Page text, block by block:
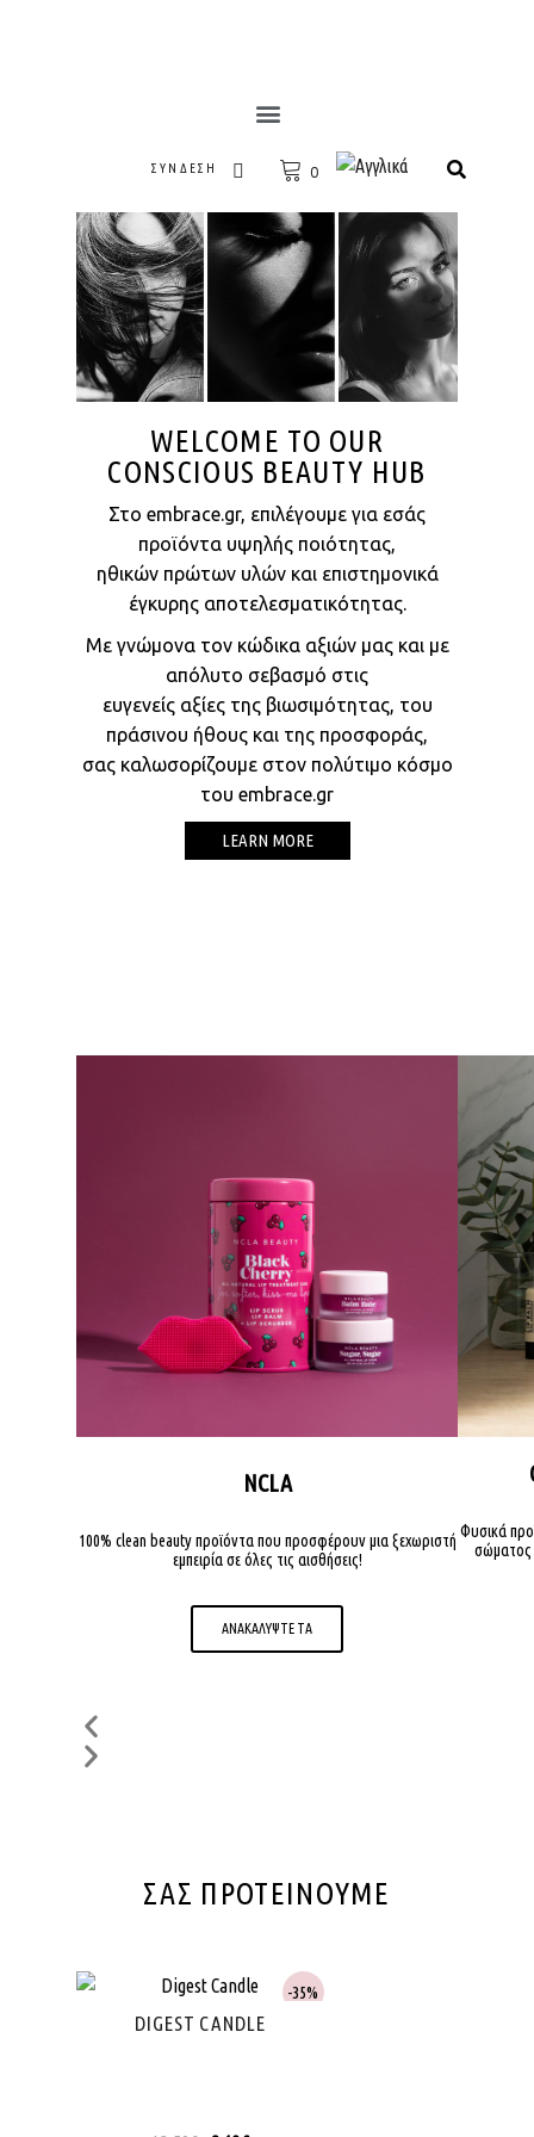
ΣΎΝΔΕΣΗ 0
WELCOME TO OUR
CONSCIOUS BEAUTY HUB
Στο embrace.gr, επιλέγουμε για εσάς
προϊόντα υψηλής ποιότητας,
ηθικών πρώτων υλών και επιστημονικά
έγκυρης αποτελεσματικότητας.
Με γνώμονα τον κώδικα αξιών μας και με
απόλυτο σεβασμό στις
ευγενείς αξίες της βιωσιμότητας, του
πράσινου ήθους και της προσφοράς,
σας καλωσορίζουμε στον πολύτιμο κόσμο
του embrace.gr
LEARN MORE
NCLA
100% clean beauty προϊόντα που προσφέρουν μια ξεχωριστή
εμπειρία σε όλες τις αισθήσεις!
ΑΝΑΚΑΛΥΨΤΕ ΤΑ
Φυσικά
σώματος
ΣΑΣ ΠΡΟΤΕΙΝΟΥΜΕ
35%
DIGEST CANDLE